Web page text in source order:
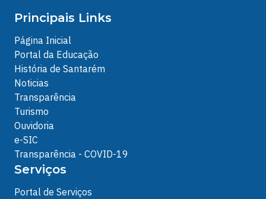
Principais Links
Página Inicial
Portal da Educação
História de Santarém
Noticias
Transparência
Turismo
Ouvidoria
e-SIC
Transparência - COVID-19
Serviços
Portal de Serviços